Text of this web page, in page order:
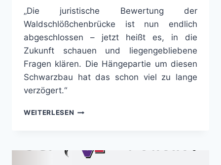
„Die juristische Bewertung der
Waldschlößchenbrücke ist nun endlich
abgeschlossen – jetzt heißt es, in die
Zukunft schauen und liegengebliebene
Fragen klären. Die Hängepartie um diesen
Schwarzbau hat das schon viel zu lange
verzögert.“
WEITERLESEN LEGALISIERUNG
EUE M